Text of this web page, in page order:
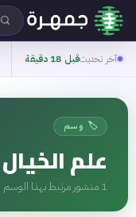
آخر تحديثقبل 18 دقيقة
🏷️ وسم
علم الخيال
1 منشور مرتبط بهذا الوسم